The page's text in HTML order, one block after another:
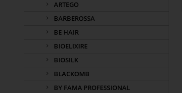
ARTEGO
BARBEROSSA
BE HAIR
BIOELIXIRE
BIOSILK
BLACKOMB
BY FAMA PROFESSIONAL